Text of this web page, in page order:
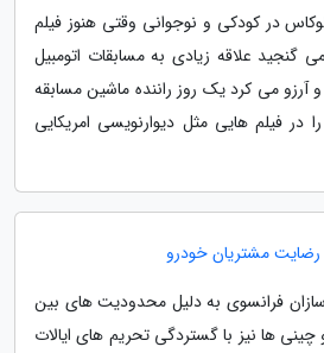
در کودکی و نوجوانی وقتی هنوز فیلم
علاقه زیادی به مسابقات اتومبیل
آرزو می کرد یک روز راننده ماشین مسابقه
در فیلم هایی مثل دیوارنویسی امریکایی
مشتریان خودرو
فرانسوی به دلیل محدودیت های بین
چینی ها نیز با گستردگی تحریم های ایالات